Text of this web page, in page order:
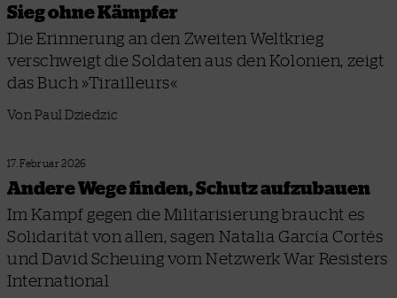
Sieg ohne Kämpfer
Die Erinnerung an den Zweiten Weltkrieg
verschweigt die Soldaten aus den Kolonien, zeigt
das Buch »Tirailleurs«
Von Paul Dziedzic
17. Februar 2026
Andere Wege finden, Schutz aufzubauen
Im Kampf gegen die Militarisierung braucht es
Solidarität von allen, sagen Natalia García Cortés
und David Scheuing vom Netzwerk War Resisters
International